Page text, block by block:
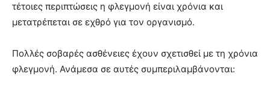
τέτοιες περιπτώσεις η φλεγμονή είναι χρόνια και
μετατρέπεται σε εχθρό για τον οργανισμό.
Πολλές σοβαρές ασθένειες έχουν σχετισθεί με τη χρόνια
φλεγμονή. Ανάμεσα σε αυτές συμπεριλαμβάνονται: